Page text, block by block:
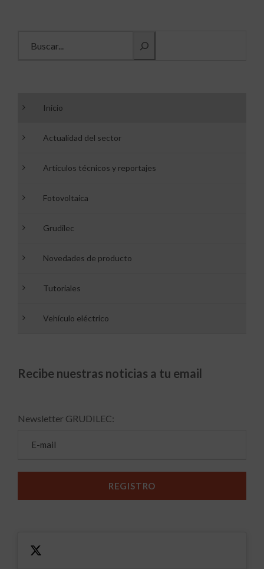
Inicio
Actualidad del sector
Artículos técnicos y reportajes
Fotovoltaica
Grudilec
Novedades de producto
Tutoriales
Vehículo eléctrico
Recibe nuestras noticias a tu email
Newsletter GRUDILEC: